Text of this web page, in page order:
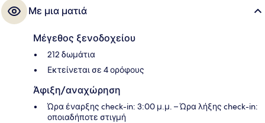
Με μια ματιά
Μέγεθος ξενοδοχείου
212 δωμάτια
Εκτείνεται σε 4 ορόφους
Άφιξη/αναχώρηση
Ώρα έναρξης check-in: 3:00 μ.μ. – Ώρα λήξης check-in:
οποιαδήποτε στιγμή